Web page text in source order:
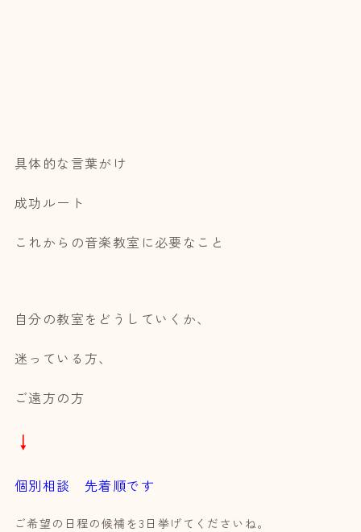
具体的な言葉がけ
成功ルート
これからの音楽教室に必要なこと
自分の教室をどうしていくか、
迷っている方、
ご遠方の方
↓
個別相談 先着順です
ご希望の日程の候補を3日挙げてくださいね。